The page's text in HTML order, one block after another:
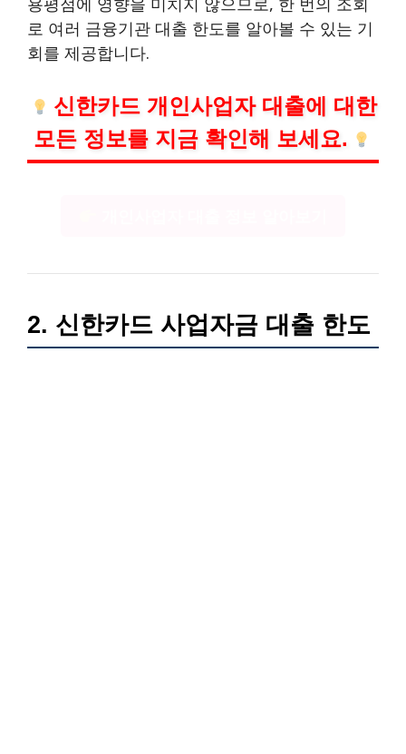
로 여러 금융기관 대출 한도를 알아볼 수 있는 기
회를 제공합니다.
신한카드 개인사업자 대출에 대한
모든 정보를 지금 확인해 보세요.
2. 신한카드 사업자금 대출 한도